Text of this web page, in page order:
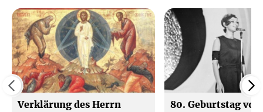
Verklärung des Herrn
80. Geburtstag von